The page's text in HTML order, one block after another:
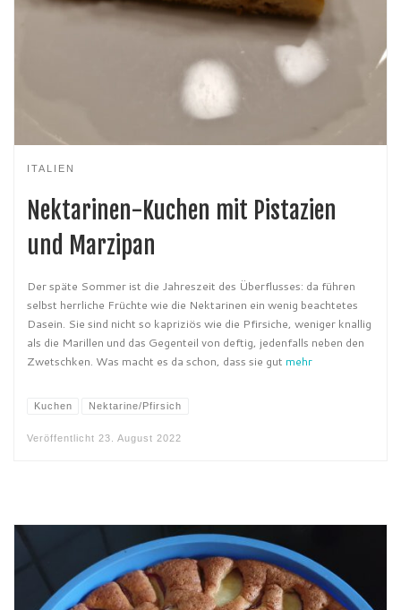
ITALIEN
Nektarinen-Kuchen mit Pistazien
und Marzipan
Der späte Sommer ist die Jahreszeit des Überflusses: da führen
selbst herrliche Früchte wie die Nektarinen ein wenig beachtetes
Dasein. Sie sind nicht so kapriziös wie die Pfirsiche, weniger knallig
als die Marillen und das Gegenteil von deftig, jedenfalls neben den
Zwetschken. Was macht es da schon, dass sie gut mehr
Kuchen Nektarine/Pfirsich
Veröffentlicht 23. August 2022